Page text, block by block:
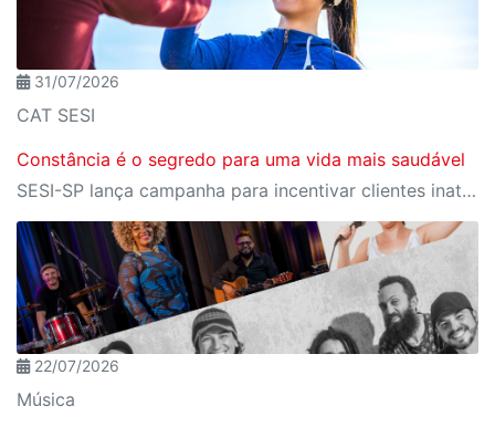
31/07/2026
CAT SESI
Constância é o segredo para uma vida mais saudável
SESI-SP lança campanha para incentivar clientes inativos a retomarem a prática de atividades físicas, esporte e lazer com benefícios exclusivos
22/07/2026
Música